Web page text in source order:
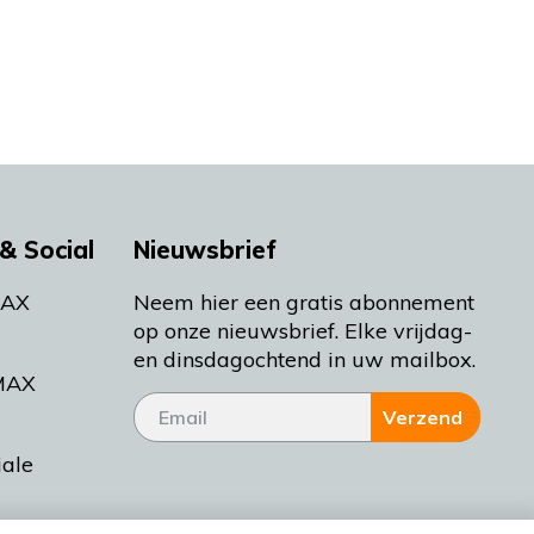
Social Nieuwsbrief
Neem hier een gratis abonnement
op onze nieuwsbrief. Elke vrijdag-
en dinsdagochtend in uw mailbox.
Verzend